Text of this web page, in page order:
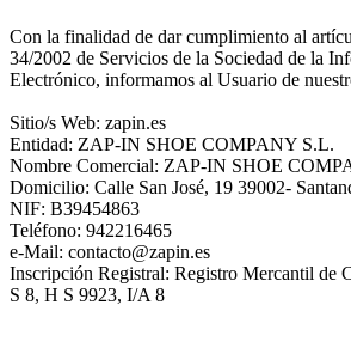
Con la finalidad de dar cumplimiento al
34/2002 de Servicios de la Sociedad de la
Electrónico, informamos al Usuario de
Sitio/s Web: zapin.es
Entidad: ZAP-IN SHOE COMPANY S.L.
Nombre Comercial: ZAP-IN SHOE
Domicilio: Calle San José, 19 39002-
NIF: B39454863
Teléfono: 942216465
e-Mail: contacto@zapin.es
Inscripción Registral: Registro Mercantil de
S 8, H S 9923, I/A 8